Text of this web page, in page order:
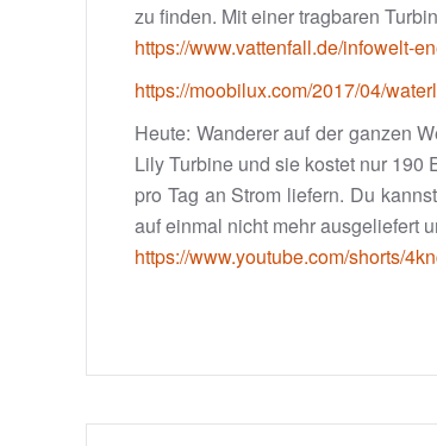
zu finden. Mit einer tragbaren
https://www.vattenfall.de/infowelt-
https://moobilux.com/2017/04/
Heute: Wanderer auf der ganzen
Lily Turbine und sie kostet nur
pro Tag an Strom liefern. Du
auf einmal nicht mehr ausgeliefert
https://www.youtube.com/shorts/